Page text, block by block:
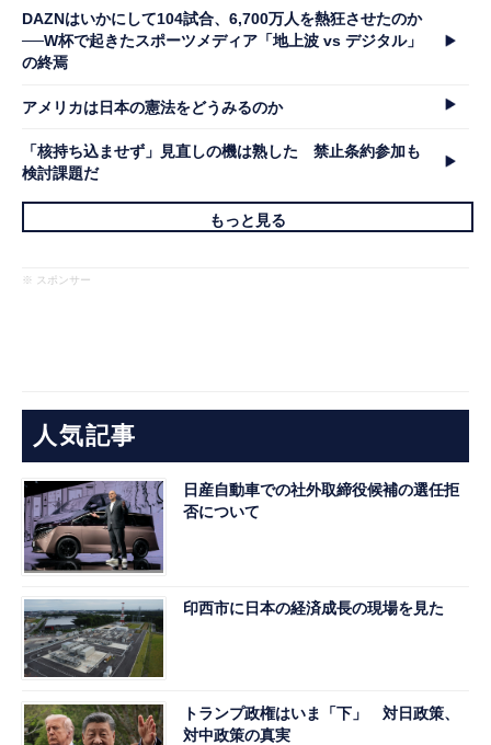
DAZNはいかにして104試合、6,700万人を熱狂させたのか
──W杯で起きたスポーツメディア「地上波 vs デジタル」
の終焉
アメリカは日本の憲法をどうみるのか
「核持ち込ませず」見直しの機は熟した 禁止条約参加も
検討課題だ
もっと見る
※ スポンサー
人気記事
日産自動車での社外取締役候補の選任拒
否について
印西市に日本の経済成長の現場を見た
トランプ政権はいま「下」 対日政策、
対中政策の真実